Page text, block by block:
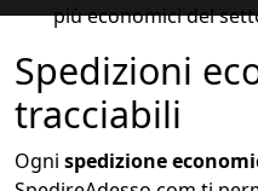
più economici del
Spedizioni
tracciabili
Ogni spedizione